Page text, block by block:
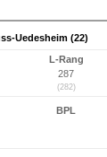
Uedesheim (22)
L-Rang
287
(282)
BPL